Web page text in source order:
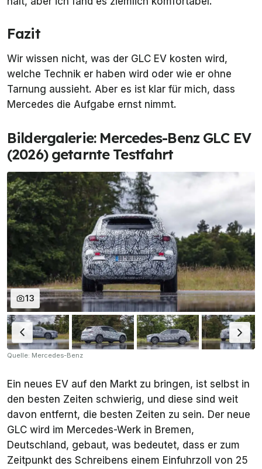
Fazit
Wir wissen nicht, was der GLC EV kosten wird,
welche Technik er haben wird oder wie er ohne
Tarnung aussieht. Aber es ist klar für mich, dass
Mercedes die Aufgabe ernst nimmt.
Bildergalerie: Mercedes-Benz GLC EV
(2026) getarnte Testfahrt
13
Quelle: Mercedes-Benz
Ein neues EV auf den Markt zu bringen, ist selbst in
den besten Zeiten schwierig, und diese sind weit
davon entfernt, die besten Zeiten zu sein. Der neue
GLC wird im Mercedes-Werk in Bremen,
Deutschland, gebaut, was bedeutet, dass er zum
Zeitpunkt des Schreibens einem Einfuhrzoll von 25